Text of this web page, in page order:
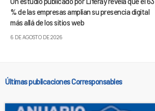
% de las empresas amplían su presencia digital
más allá de los sitios web
6 DE AGOSTO DE 2026
Últimas publicaciones Corresponsables